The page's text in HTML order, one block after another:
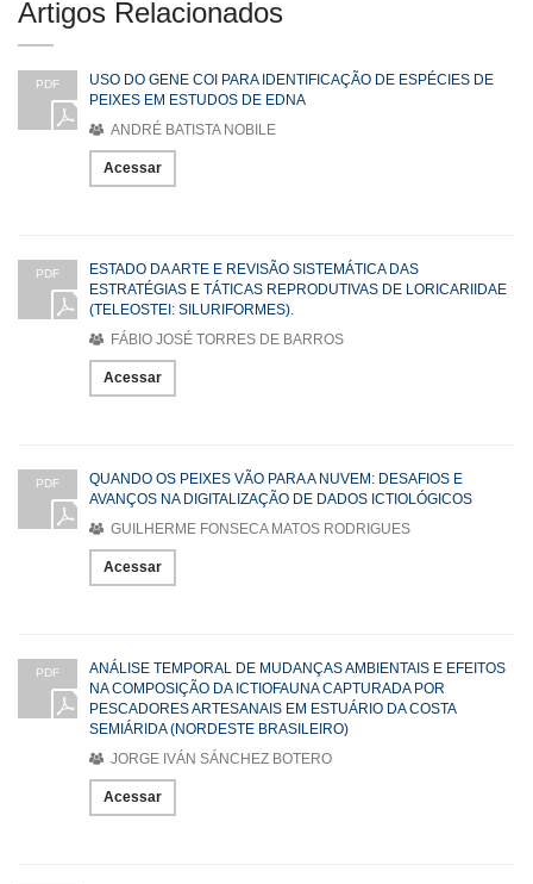
Artigos Relacionados
PDF
USO DO GENE COI PARA IDENTIFICAÇÃO DE ESPÉCIES DE
PEIXES EM ESTUDOS DE EDNA
ANDRÉ BATISTA NOBILE
Acessar
PDF
ESTADO DA ARTE E REVISÃO SISTEMÁTICA DAS
ESTRATÉGIAS E TÁTICAS REPRODUTIVAS DE LORICARIIDAE
(TELEOSTEI: SILURIFORMES).
FÁBIO JOSÉ TORRES DE BARROS
Acessar
PDF
QUANDO OS PEIXES VÃO PARA A NUVEM: DESAFIOS E
AVANÇOS NA DIGITALIZAÇÃO DE DADOS ICTIOLÓGICOS
GUILHERME FONSECA MATOS RODRIGUES
Acessar
PDF
ANÁLISE TEMPORAL DE MUDANÇAS AMBIENTAIS E EFEITOS
NA COMPOSIÇÃO DA ICTIOFAUNA CAPTURADA POR
PESCADORES ARTESANAIS EM ESTUÁRIO DA COSTA
SEMIÁRIDA (NORDESTE BRASILEIRO)
JORGE IVÁN SÁNCHEZ BOTERO
Acessar